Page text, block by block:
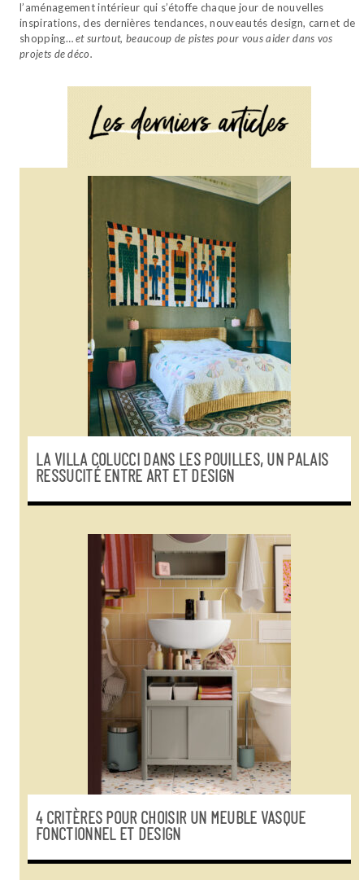
l’aménagement intérieur qui s’étoffe chaque jour de nouvelles
inspirations, des dernières tendances, nouveautés design, carnet de
shopping…et surtout, beaucoup de pistes pour vous aider dans vos
projets de déco.
LA VILLA COLUCCI DANS LES POUILLES, UN PALAIS
RESSUCITÉ ENTRE ART ET DESIGN
4 CRITÈRES POUR CHOISIR UN MEUBLE VASQUE
FONCTIONNEL ET DESIGN